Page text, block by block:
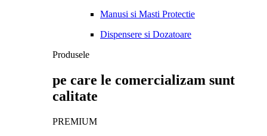
Manusi si Masti Protectie
Dispensere si Dozatoare
Produsele
pe care le comercializam sunt
calitate
PREMIUM